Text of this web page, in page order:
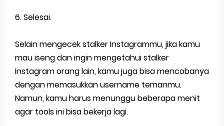
6. Selesai.
Selain mengecek stalker Instagrammu, jika kamu
mau iseng dan ingin mengetahui stalker
Instagram orang lain, kamu juga bisa mencobanya
dengan memasukkan username temanmu.
Namun, kamu harus menunggu beberapa menit
agar tools ini bisa bekerja lagi.